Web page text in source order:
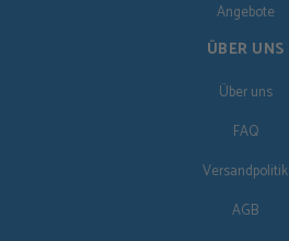
Angebote
ÜBER UNS
Über uns
FAQ
Versandpolitik
AGB